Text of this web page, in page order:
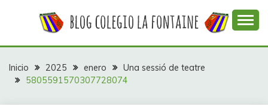
COLEGIO LA
FONTAINE
colegio La Fontaine
Inicio 2025 enero
Una sessió de teatre
5805591570307728074